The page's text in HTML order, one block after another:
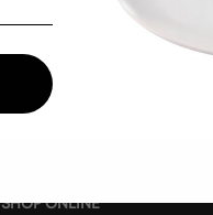
SHOP ONLINE